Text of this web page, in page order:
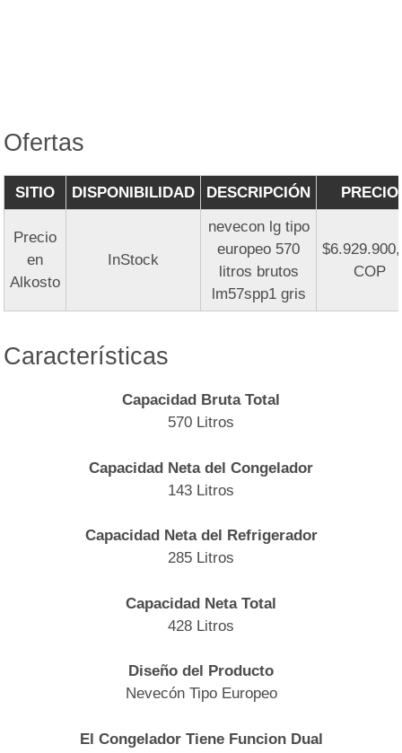
Ofertas
SITIO DISPONIBILIDAD DESCRIPCIÓN PRECIO
Precio
en
Alkosto
InStock
nevecon lg tipo
europeo 570
litros brutos
lm57spp1 gris
COP
Características
Capacidad Bruta Total
570 Litros
Capacidad Neta del Congelador
143 Litros
Capacidad Neta del Refrigerador
285 Litros
Capacidad Neta Total
428 Litros
Diseño del Producto
Nevecón Tipo Europeo
El Congelador Tiene Funcion Dual